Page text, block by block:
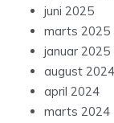
juni 2025
marts 2025
januar 2025
august 2024
april 2024
marts 2024